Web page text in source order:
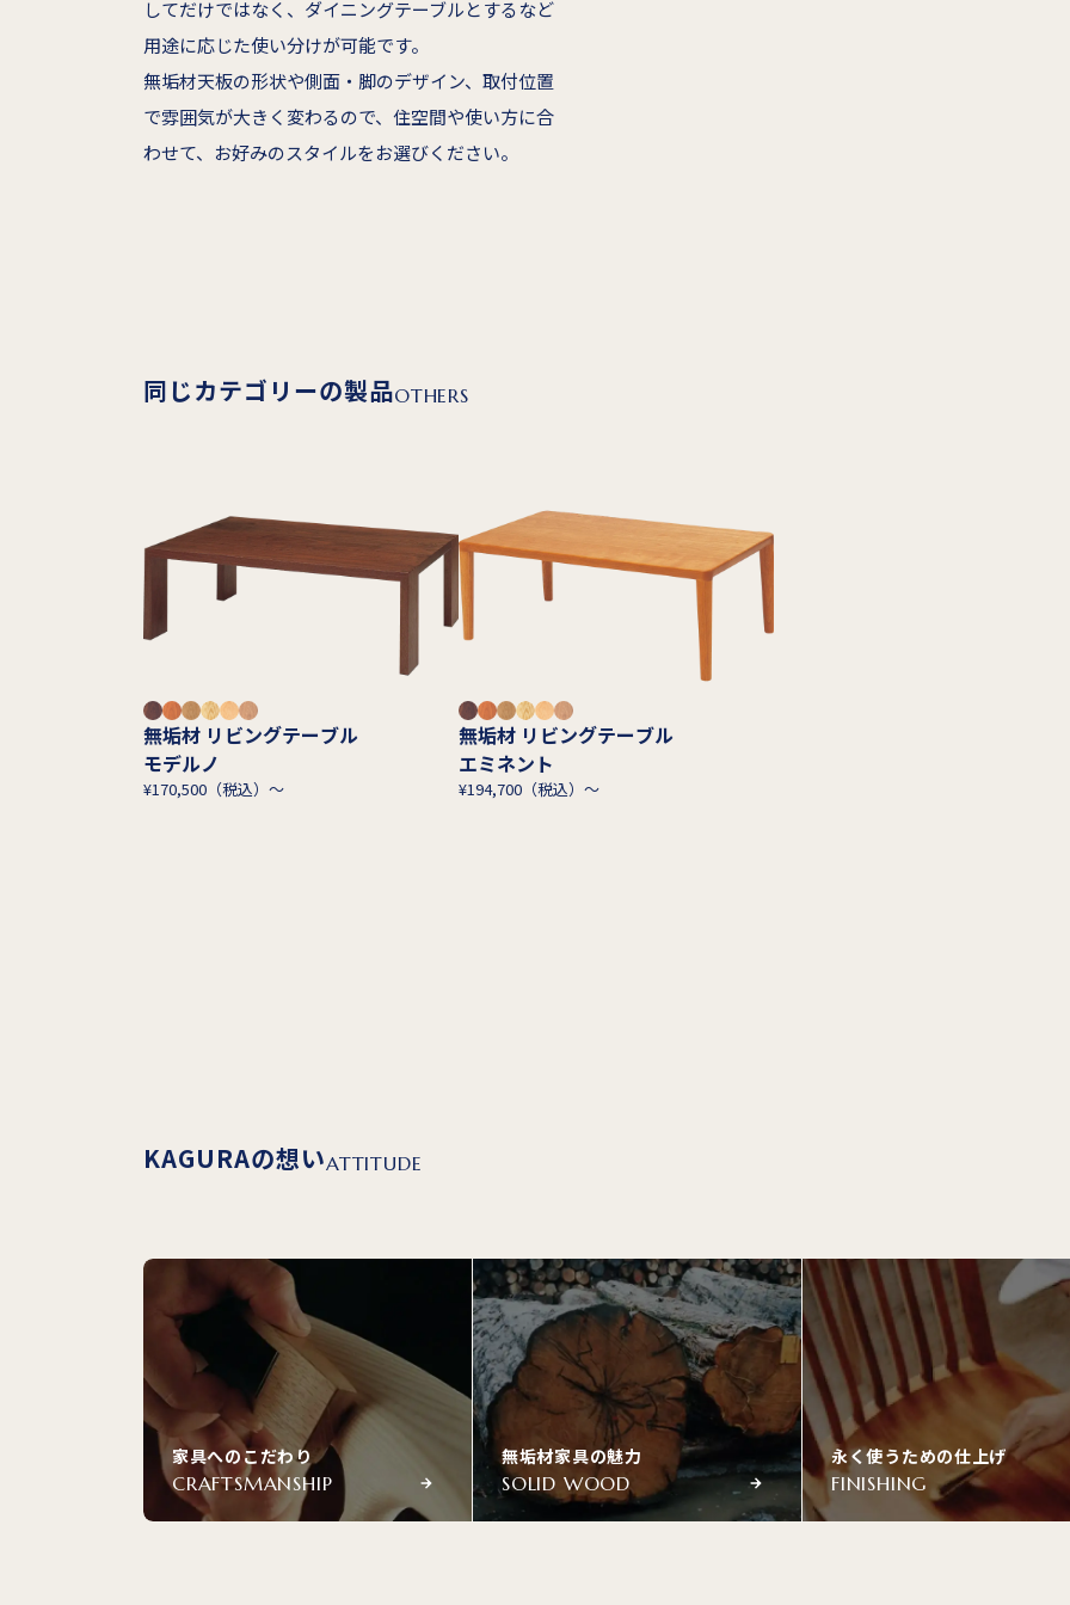
してだけではなく、ダイニングテーブルとするなど
用途に応じた使い分けが可能です。
無垢材天板の形状や側面・脚のデザイン、取付位置
で雰囲気が大きく変わるので、住空間や使い方に合
わせて、お好みのスタイルをお選びください。
同じカテゴリーの製品OTHERS
無垢材 リビングテーブル
モデルノ
¥170,500（税込）～
無垢材 リビングテーブル
エミネント
¥194,700（税込）～
無垢材 スクエアテーブル
ピュアのバリエーション
無垢材 スクエアテーブル
ピュアのサイズ
W800×D800×H390
W900×D900×H390
W1000×D1000×H390
無垢材 スクエアテーブル
ピュアの商品価格
【W800×D800】
チェリー・ナラ・ホワイトアッシュ・ハードメープル・タモ
¥185,900（税込）
KAGURAの想いATTITUDE
家具へのこだわり
CRAFTSMANSHIP
無垢材家具の魅力
SOLID WOOD
永く使うための仕上げ
FINISHING